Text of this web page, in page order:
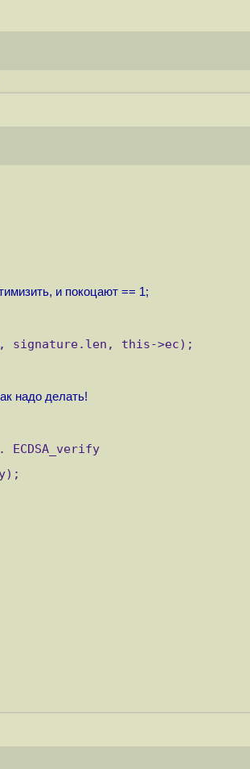
и покоцают == 1;
signature.len, this->ec);
надо делать!